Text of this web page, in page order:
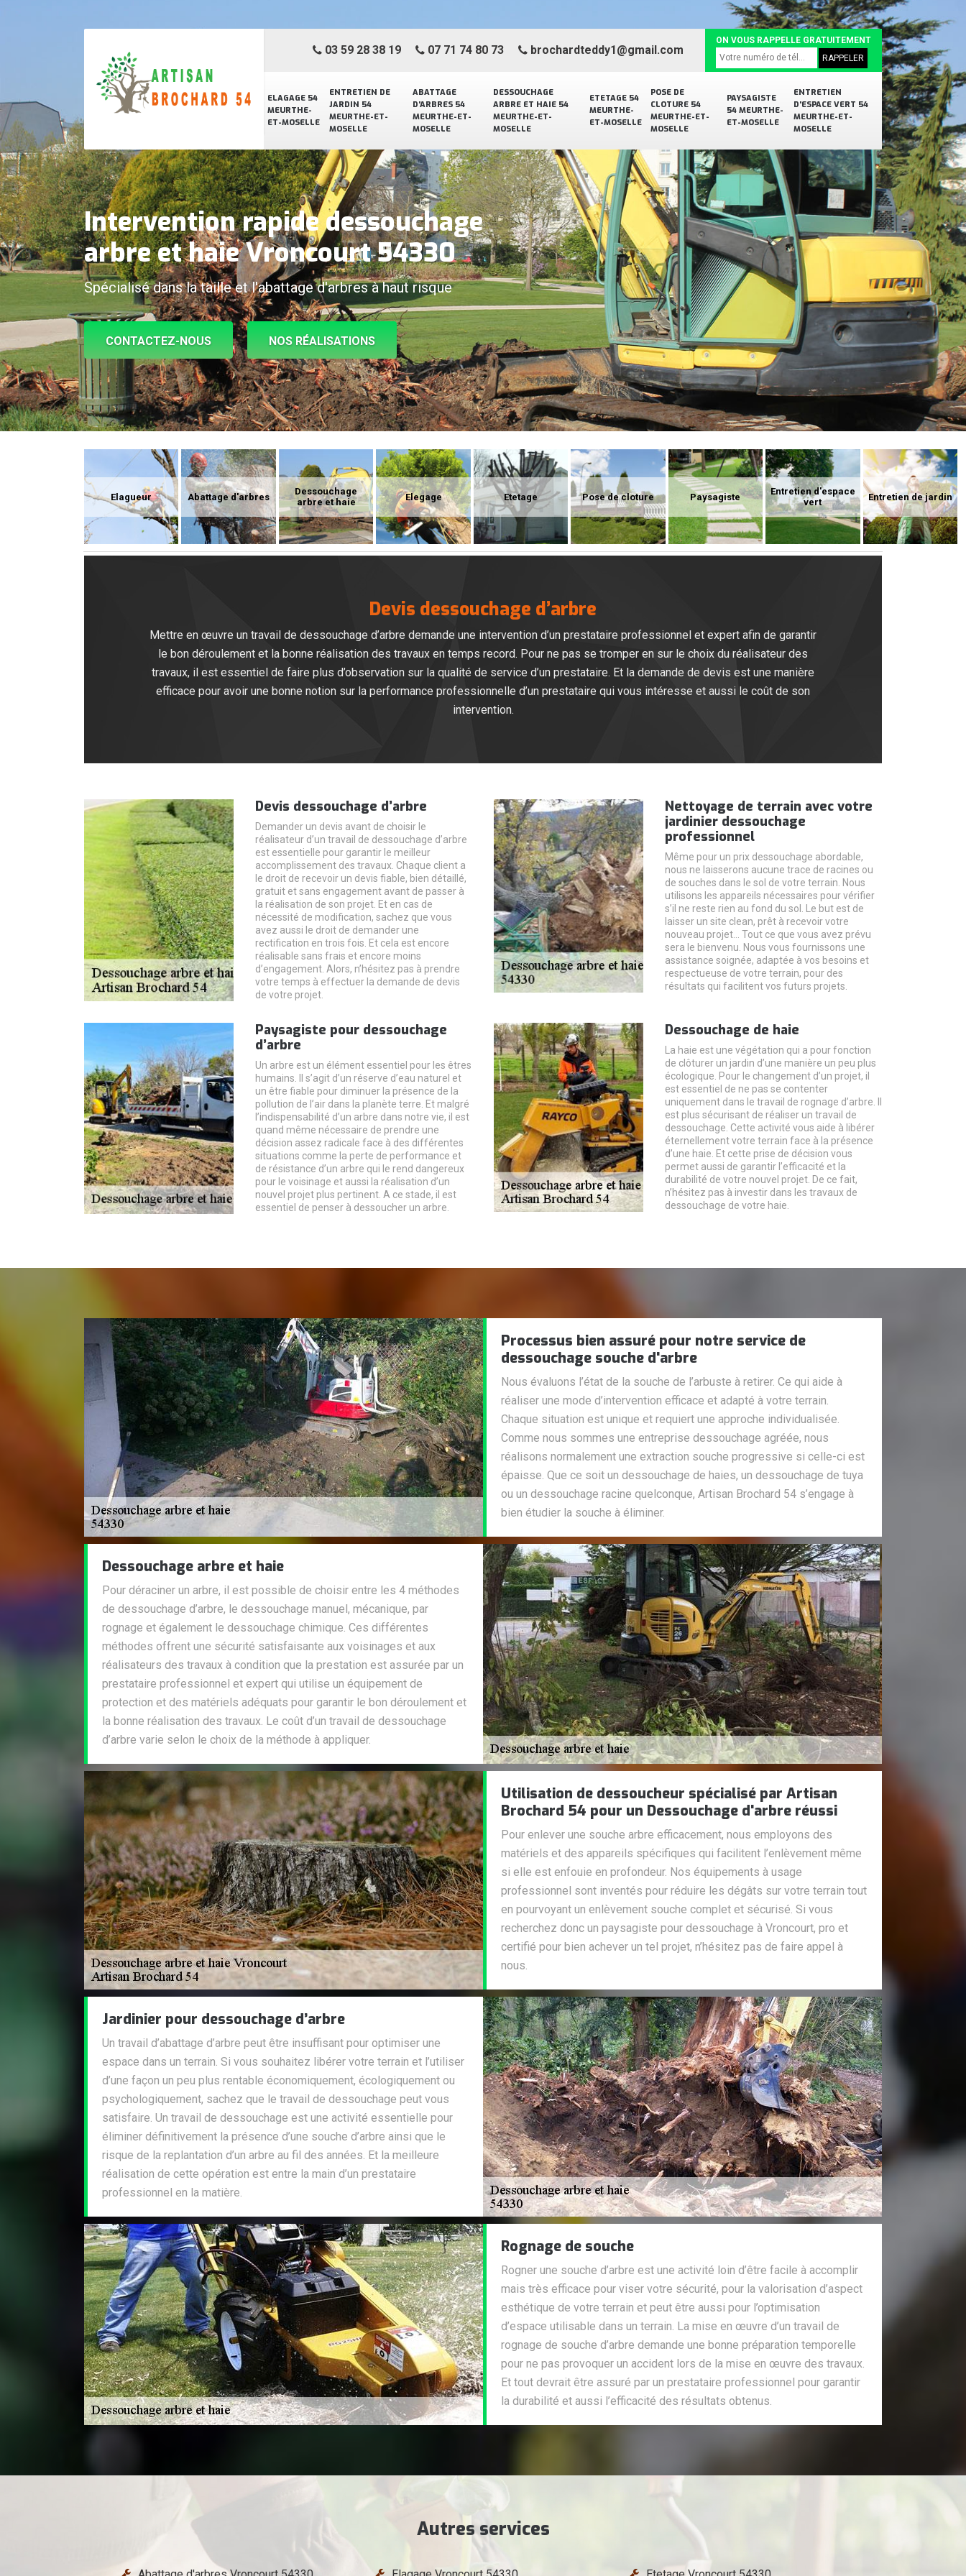
ELAGAGE 54
MEURTHE-
ET-MOSELLE
ENTRETIEN DE
JARDIN 54
MEURTHE-ET-
MOSELLE
ABATTAGE
D'ARBRES 54
MEURTHE-ET-
MOSELLE
DESSOUCHAGE
ARBRE ET HAIE 54
MEURTHE-ET-
MOSELLE
ETETAGE 54
MEURTHE-
ET-MOSELLE
POSE DE
CLOTURE 54
MEURTHE-ET-
MOSELLE
PAYSAGISTE
54 MEURTHE-
ET-MOSELLE
ENTRETIEN
D'ESPACE VERT 54
MEURTHE-ET-
MOSELLE
03 59 28 38 19 07 71 74 80 73 brochardteddy1@gmail.com
ON VOUS RAPPELLE GRATUITEMENT
Intervention rapide dessouchage
arbre et haie Vroncourt 54330
Spécialisé dans la taille et l'abattage d'arbres à haut risque
CONTACTEZ-NOUS NOS RÉALISATIONS
Elagueur Abattage d'arbres
Dessouchage
arbre et haie
Elegage Etetage Pose de cloture Paysagiste
Entretien d'espace
vert
Entretien de jardin
Devis dessouchage d’arbre
Mettre en œuvre un travail de dessouchage d’arbre demande une intervention d’un prestataire professionnel et expert afin de garantir
le bon déroulement et la bonne réalisation des travaux en temps record. Pour ne pas se tromper en sur le choix du réalisateur des
travaux, il est essentiel de faire plus d’observation sur la qualité de service d’un prestataire. Et la demande de devis est une manière
efficace pour avoir une bonne notion sur la performance professionnelle d’un prestataire qui vous intéresse et aussi le coût de son
intervention.
Devis dessouchage d’arbre
Demander un devis avant de choisir le
réalisateur d’un travail de dessouchage d’arbre
est essentielle pour garantir le meilleur
accomplissement des travaux. Chaque client a
le droit de recevoir un devis fiable, bien détaillé,
gratuit et sans engagement avant de passer à
la réalisation de son projet. Et en cas de
nécessité de modification, sachez que vous
avez aussi le droit de demander une
rectification en trois fois. Et cela est encore
réalisable sans frais et encore moins
d’engagement. Alors, n’hésitez pas à prendre
votre temps à effectuer la demande de devis
de votre projet.
Nettoyage de terrain avec votre
jardinier dessouchage
professionnel
Même pour un prix dessouchage abordable,
nous ne laisserons aucune trace de racines ou
de souches dans le sol de votre terrain. Nous
utilisons les appareils nécessaires pour vérifier
s’il ne reste rien au fond du sol. Le but est de
laisser un site clean, prêt à recevoir votre
nouveau projet… Tout ce que vous avez prévu
sera le bienvenu. Nous vous fournissons une
assistance soignée, adaptée à vos besoins et
respectueuse de votre terrain, pour des
résultats qui facilitent vos futurs projets.
Paysagiste pour dessouchage
d’arbre
Un arbre est un élément essentiel pour les êtres
humains. Il s’agit d’un réserve d’eau naturel et
un être fiable pour diminuer la présence de la
pollution de l’air dans la planète terre. Et malgré
l’indispensabilité d’un arbre dans notre vie, il est
quand même nécessaire de prendre une
décision assez radicale face à des différentes
situations comme la perte de performance et
de résistance d’un arbre qui le rend dangereux
pour le voisinage et aussi la réalisation d’un
nouvel projet plus pertinent. A ce stade, il est
essentiel de penser à dessoucher un arbre.
Dessouchage de haie
La haie est une végétation qui a pour fonction
de clôturer un jardin d’une manière un peu plus
écologique. Pour le changement d’un projet, il
est essentiel de ne pas se contenter
uniquement dans le travail de rognage d’arbre. Il
est plus sécurisant de réaliser un travail de
dessouchage. Cette activité vous aide à libérer
éternellement votre terrain face à la présence
d’une haie. Et cette prise de décision vous
permet aussi de garantir l’efficacité et la
durabilité de votre nouvel projet. De ce fait,
n’hésitez pas à investir dans les travaux de
dessouchage de votre haie.
Processus bien assuré pour notre service de
dessouchage souche d'arbre
Nous évaluons l’état de la souche de l’arbuste à retirer. Ce qui aide à
réaliser une mode d’intervention efficace et adapté à votre terrain.
Chaque situation est unique et requiert une approche individualisée.
Comme nous sommes une entreprise dessouchage agréée, nous
réalisons normalement une extraction souche progressive si celle-ci est
épaisse. Que ce soit un dessouchage de haies, un dessouchage de tuya
ou un dessouchage racine quelconque, Artisan Brochard 54 s’engage à
bien étudier la souche à éliminer.
Dessouchage arbre et haie
Pour déraciner un arbre, il est possible de choisir entre les 4 méthodes
de dessouchage d’arbre, le dessouchage manuel, mécanique, par
rognage et également le dessouchage chimique. Ces différentes
méthodes offrent une sécurité satisfaisante aux voisinages et aux
réalisateurs des travaux à condition que la prestation est assurée par un
prestataire professionnel et expert qui utilise un équipement de
protection et des matériels adéquats pour garantir le bon déroulement et
la bonne réalisation des travaux. Le coût d’un travail de dessouchage
d’arbre varie selon le choix de la méthode à appliquer.
Utilisation de dessoucheur spécialisé par Artisan
Brochard 54 pour un Dessouchage d'arbre réussi
Pour enlever une souche arbre efficacement, nous employons des
matériels et des appareils spécifiques qui facilitent l’enlèvement même
si elle est enfouie en profondeur. Nos équipements à usage
professionnel sont inventés pour réduire les dégâts sur votre terrain tout
en pourvoyant un enlèvement souche complet et sécurisé. Si vous
recherchez donc un paysagiste pour dessouchage à Vroncourt, pro et
certifié pour bien achever un tel projet, n’hésitez pas de faire appel à
nous.
Jardinier pour dessouchage d’arbre
Un travail d’abattage d’arbre peut être insuffisant pour optimiser une
espace dans un terrain. Si vous souhaitez libérer votre terrain et l’utiliser
d’une façon un peu plus rentable économiquement, écologiquement ou
psychologiquement, sachez que le travail de dessouchage peut vous
satisfaire. Un travail de dessouchage est une activité essentielle pour
éliminer définitivement la présence d’une souche d’arbre ainsi que le
risque de la replantation d’un arbre au fil des années. Et la meilleure
réalisation de cette opération est entre la main d’un prestataire
professionnel en la matière.
Rognage de souche
Rogner une souche d’arbre est une activité loin d’être facile à accomplir
mais très efficace pour viser votre sécurité, pour la valorisation d’aspect
esthétique de votre terrain et peut être aussi pour l’optimisation
d’espace utilisable dans un terrain. La mise en œuvre d’un travail de
rognage de souche d’arbre demande une bonne préparation temporelle
pour ne pas provoquer un accident lors de la mise en œuvre des travaux.
Et tout devrait être assuré par un prestataire professionnel pour garantir
la durabilité et aussi l’efficacité des résultats obtenus.
Autres services